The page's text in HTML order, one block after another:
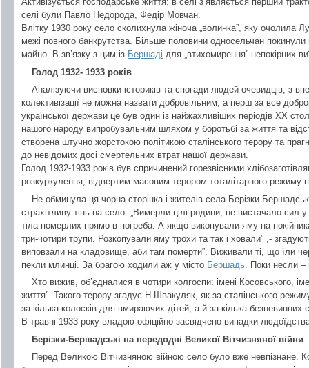
селі були Павло Недорода, Федір Мовчан.
Влітку 1930 року село сколихнула жіноча „волинка”, яку очолила
межі повного банкрутства. Більше половини односельчан
майно. В зв’язку з цим із Бершаді для „втихомирення” непокірних
Голод 1932- 1933 років
Аналізуючи висновки істориків та спогади людей очевидців, з
колективізації не можна назвати добровільним, а перш за все
української держави це був один із найжахливіших періодів ХХ
нашого народу випробувальним шляхом у боротьбі за життя та
створена штучно жорстокою політикою сталінського терору та
до невідомих досі смертельних втрат нашої держави.
Голод 1932-1933 років був спричинений горезвісними
розкуркулення, відвертим масовим терором тоталітарного режиму
Не обминула ця чорна сторінка і жителів села Берізки-
страхітливу тінь на село. „Вимерли цілі родини, не вистачало сил
тіла померлих прямо в погреба. А якщо викопували яму на
три-чотири трупи. Розкопували яму трохи та так і ховали” ,-
виповзали на кладовище, аби там померти”. Виживали ті, що їли
пекли млинці. За брагою ходили аж у місто Бершадь . Поки несли
Хто вижив, об’єдналися в чотири колгоспи: імені Косовського,
життя”. Такого терору згадує Н.Швакуляк, як за сталінського
за кілька колосків для вмираючих дітей, а й за кілька безневинних
В травні 1933 року владою офіційно засвідчено випадки
Берізки-Бершадські на передодні Великої Вітчизняної війни
Перед Великою Вітчизняною війною село було вже невпізнане.